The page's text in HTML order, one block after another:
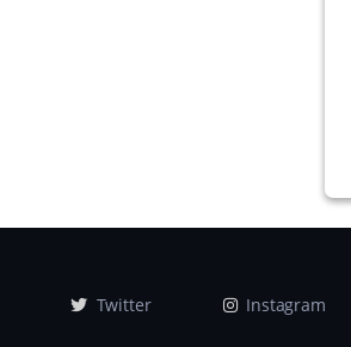
Twitter Instagram